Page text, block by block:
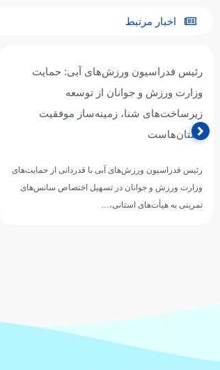
اخبار مرتبط
رئیس فدراسیون ورزش‌های آبی: حمایت
وزارت ورزش و جوانان از توسعه
زیرساخت‌های شنا، زمینه‌ساز موفقیت
استان‌هاست
رئیس فدراسیون ورزش‌های آبی با قدردانی از حمایت‌های
وزارت ورزش و جوانان در تسهیل اختصاص سانس‌های
تمرینی به هیأت‌های استانی،…